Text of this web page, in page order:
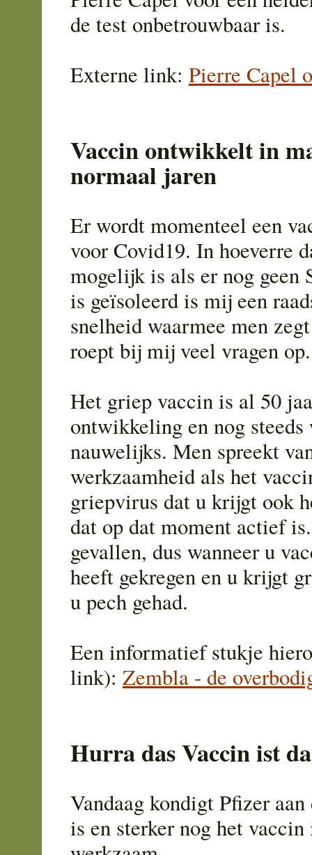
de test onbetrouwbaar is.
Externe link: Pierre Capel
Vaccin ontwikkelt in
normaal jaren
Er wordt momenteel een
voor Covid19. In hoeverre
mogelijk is als er nog geen
is geïsoleerd is mij een
snelheid waarmee men
roept bij mij veel vragen op.
Het griep vaccin is al 50
ontwikkeling en nog
nauwelijks. Men spreekt
werkzaamheid als het
griepvirus dat u krijgt ook
dat op dat moment actief
gevallen, dus wanneer u
heeft gekregen en u krijgt
u pech gehad.
Een informatief stukje
link): Zembla - de
Hurra das Vaccin ist da
Vandaag kondigt Pfizer
is en sterker nog het